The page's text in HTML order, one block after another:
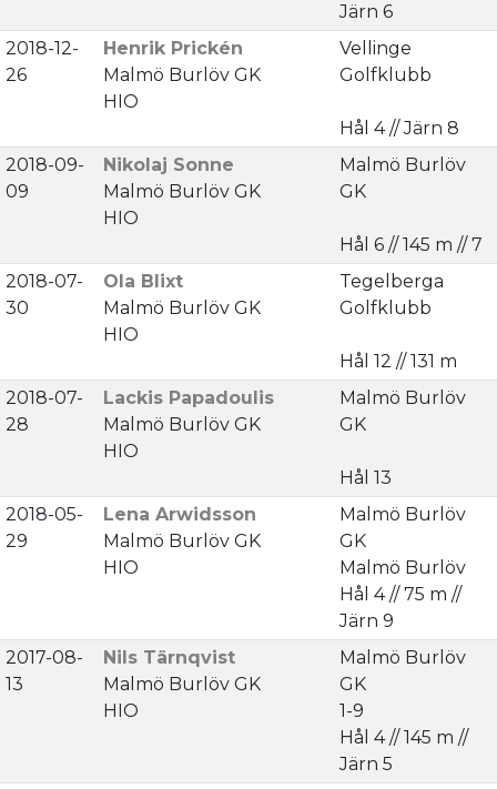
Järn 6
2018-12-
26
Henrik Prickén
Malmö Burlöv GK
HIO
Vellinge
Golfklubb
Hål 4 // Järn 8
2018-09-
09
Nikolaj Sonne
Malmö Burlöv GK
HIO
Malmö Burlöv
GK
Hål 6 // 145 m // 7
2018-07-
30
Ola Blixt
Malmö Burlöv GK
HIO
Tegelberga
Golfklubb
Hål 12 // 131 m
2018-07-
28
Lackis Papadoulis
Malmö Burlöv GK
HIO
Malmö Burlöv
GK
Hål 13
2018-05-
29
Lena Arwidsson
Malmö Burlöv GK
HIO
Malmö Burlöv
GK
Malmö Burlöv
Hål 4 // 75 m //
Järn 9
2017-08-
13
Nils Tärnqvist
Malmö Burlöv GK
HIO
Malmö Burlöv
GK
1-9
Hål 4 // 145 m //
Järn 5